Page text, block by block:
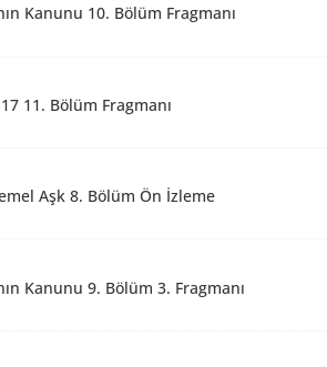
Kanunu 10. Bölüm Fragmanı
11. Bölüm Fragmanı
Aşk 8. Bölüm Ön İzleme
Kanunu 9. Bölüm 3. Fragmanı